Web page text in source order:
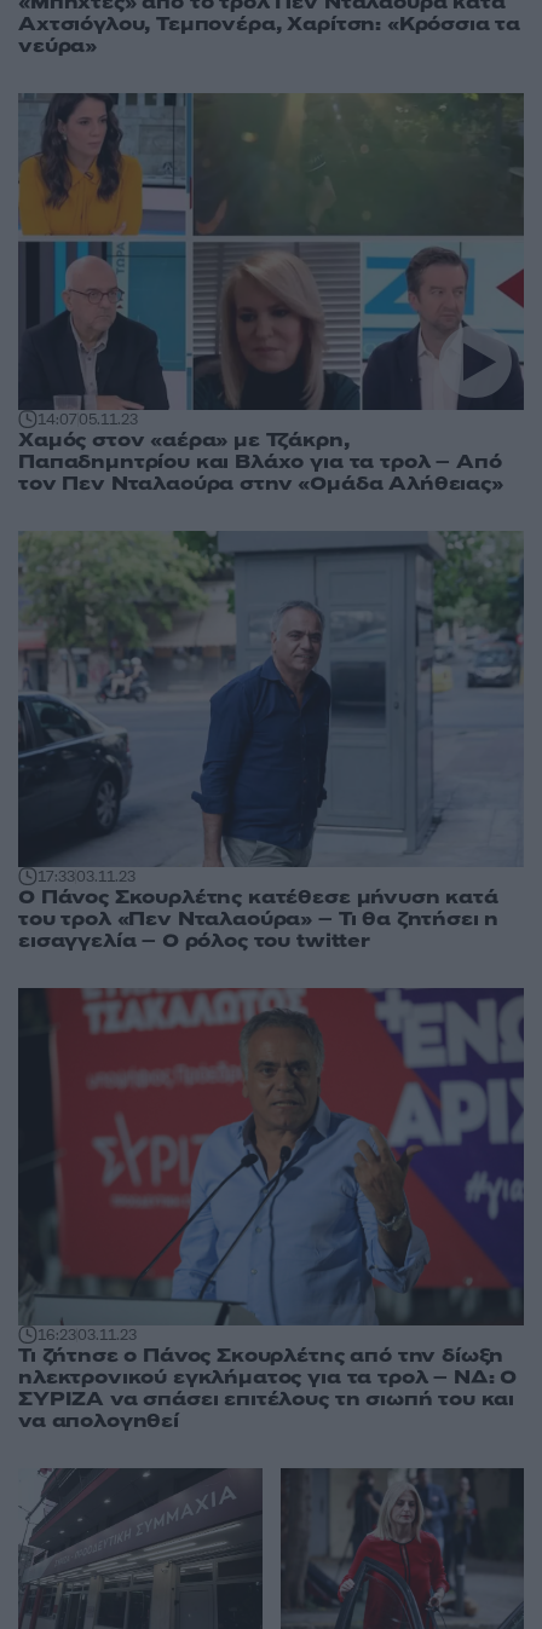
Αχτσιόγλου, Τεμπονέρα, Χαρίτση: «Κρόσσια τα
νεύρα»
14:0705.11.23
Χαμός στον «αέρα» με Τζάκρη,
Παπαδημητρίου και Βλάχο για τα τρολ – Από
τον Πεν Νταλαούρα στην «Ομάδα Αλήθειας»
17:3303.11.23
Ο Πάνος Σκουρλέτης κατέθεσε μήνυση κατά
του τρολ «Πεν Νταλαούρα» – Τι θα ζητήσει η
εισαγγελία – Ο ρόλος του twitter
16:2303.11.23
Τι ζήτησε ο Πάνος Σκουρλέτης από την δίωξη
ηλεκτρονικού εγκλήματος για τα τρολ – ΝΔ: Ο
ΣΥΡΙΖΑ να σπάσει επιτέλους τη σιωπή του και
να απολογηθεί